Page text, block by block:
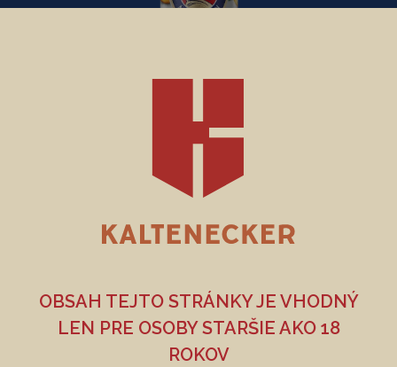
WEISSBIER ZITRONE non-alcoholic
OBSAH TEJTO STRÁNKY JE VHODNÝ
LEN PRE OSOBY STARŠIE AKO 18
ROKOV
WEIZEN
PŠENIČNÉ PIVO